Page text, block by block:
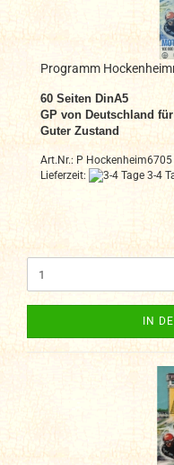
Programm
60 Seiten DinA5
GP von Deutschland
Guter Zustand
Art.Nr.: P Hockenheim6705
Lieferzeit:
3-4
IN